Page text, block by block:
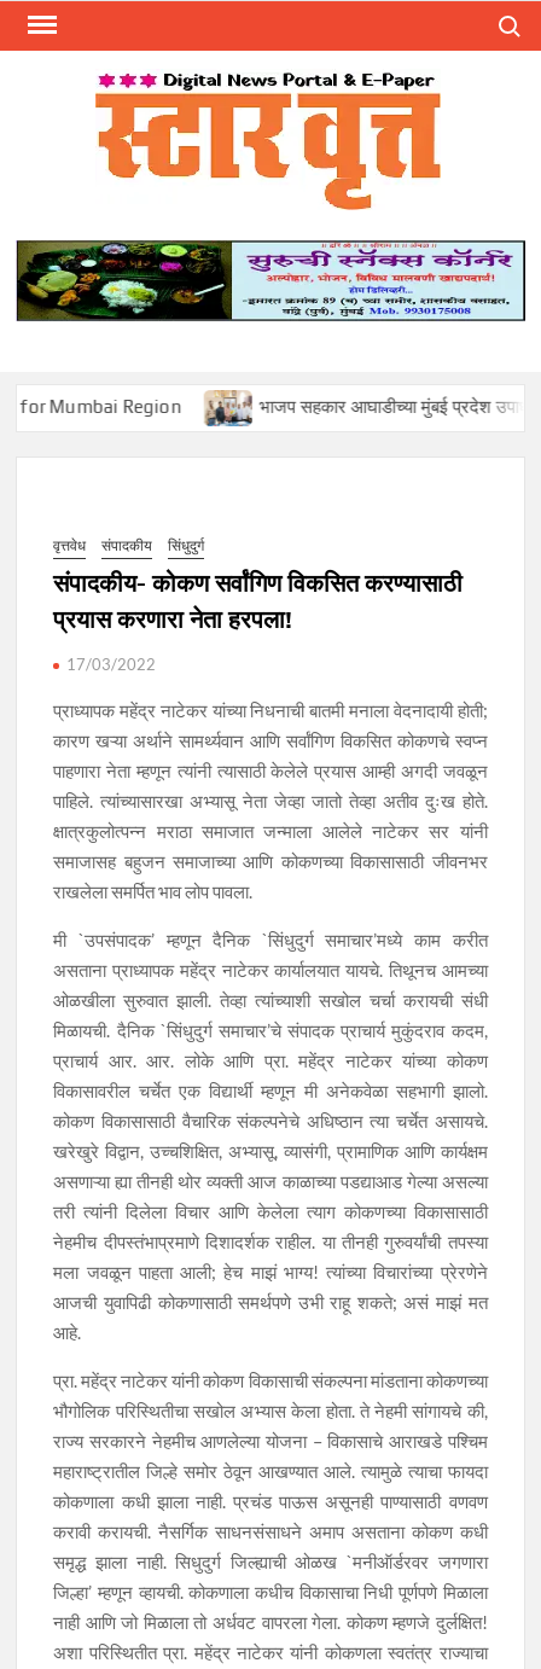
Skip
Region भाजप सहकार आघाडीच्या मुंबई प्रदेश उपाध्यक्षपदी मोहन
वृत्तवेध संपादकीय सिंधुदुर्ग
संपादकीय- कोकण सर्वांगिण विकसित करण्यासाठी
प्रयास करणारा नेता हरपला!
17/03/2022
प्राध्यापक महेंद्र नाटेकर यांच्या निधनाची बातमी मनाला वेदनादायी होती;
कारण खऱ्या अर्थाने सामर्थ्यवान आणि सर्वांगिण विकसित कोकणचे स्वप्न
पाहणारा नेता म्हणून त्यांनी त्यासाठी केलेले प्रयास आम्ही अगदी जवळून
पाहिले. त्यांच्यासारखा अभ्यासू नेता जेव्हा जातो तेव्हा अतीव दुःख होते.
क्षात्रकुलोत्पन्न मराठा समाजात जन्माला आलेले नाटेकर सर यांनी
समाजासह बहुजन समाजाच्या आणि कोकणच्या विकासासाठी जीवनभर
राखलेला समर्पित भाव लोप पावला.
मी `उपसंपादक’ म्हणून दैनिक `सिंधुदुर्ग समाचार’मध्ये काम करीत
असताना प्राध्यापक महेंद्र नाटेकर कार्यालयात यायचे. तिथूनच आमच्या
ओळखीला सुरुवात झाली. तेव्हा त्यांच्याशी सखोल चर्चा करायची संधी
मिळायची. दैनिक `सिंधुदुर्ग समाचार’चे संपादक प्राचार्य मुकुंदराव कदम,
प्राचार्य आर. आर. लोके आणि प्रा. महेंद्र नाटेकर यांच्या कोकण
विकासावरील चर्चेत एक विद्यार्थी म्हणून मी अनेकवेळा सहभागी झालो.
कोकण विकासासाठी वैचारिक संकल्पनेचे अधिष्ठान त्या चर्चेत असायचे.
खरेखुरे विद्वान, उच्चशिक्षित, अभ्यासू, व्यासंगी, प्रामाणिक आणि कार्यक्षम
असणाऱ्या ह्या तीनही थोर व्यक्ती आज काळाच्या पडद्याआड गेल्या असल्या
तरी त्यांनी दिलेला विचार आणि केलेला त्याग कोकणच्या विकासासाठी
नेहमीच दीपस्तंभाप्रमाणे दिशादर्शक राहील. या तीनही गुरुवर्यांची तपस्या
मला जवळून पाहता आली; हेच माझं भाग्य! त्यांच्या विचारांच्या प्रेरणेने
आजची युवापिढी कोकणासाठी समर्थपणे उभी राहू शकते; असं माझं मत
आहे.
प्रा. महेंद्र नाटेकर यांनी कोकण विकासाची संकल्पना मांडताना कोकणच्या
भौगोलिक परिस्थितीचा सखोल अभ्यास केला होता. ते नेहमी सांगायचे की,
राज्य सरकारने नेहमीच आणलेल्या योजना – विकासाचे आराखडे पश्चिम
महाराष्ट्रातील जिल्हे समोर ठेवून आखण्यात आले. त्यामुळे त्याचा फायदा
कोकणाला कधी झाला नाही. प्रचंड पाऊस असूनही पाण्यासाठी वणवण
करावी करायची. नैसर्गिक साधनसंसाधने अमाप असताना कोकण कधी
समृद्ध झाला नाही. सिधुदुर्ग जिल्ह्याची ओळख `मनीऑर्डरवर जगणारा
जिल्हा’ म्हणून व्हायची. कोकणाला कधीच विकासाचा निधी पूर्णपणे मिळाला
नाही आणि जो मिळाला तो अर्धवट वापरला गेला. कोकण म्हणजे दुर्लक्षित!
अशा परिस्थितीत प्रा. महेंद्र नाटेकर यांनी कोकणला स्वतंत्र राज्याचा